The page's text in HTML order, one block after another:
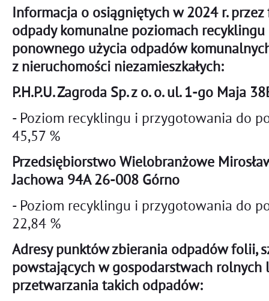
Informacja o osiągniętych w 2024 r.
odpady komunalne poziomach
ponownego użycia odpadów
z nieruchomości niezamieszkałych:
P.H.P.U. Zagroda Sp. z o. o. ul. 1-go Maja
- Poziom recyklingu i przygotowania do
45,57 %
Przedsiębiorstwo Wielobranżowe
Jachowa 94A 26-008 Górno
- Poziom recyklingu i przygotowania do
22,84 %
Adresy punktów zbierania odpadów folii,
powstających w gospodarstwach rolnych
przetwarzania takich odpadów: